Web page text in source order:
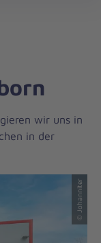
wir uns in
in der
© Johanniter